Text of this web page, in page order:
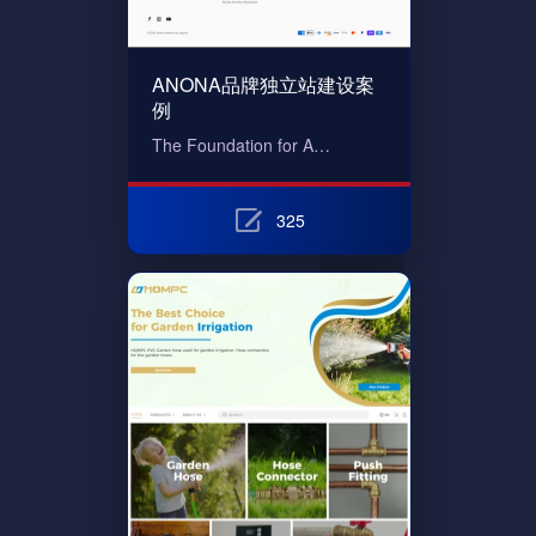
ANONA品牌独立站建设案
例
The Foundation for A…
325